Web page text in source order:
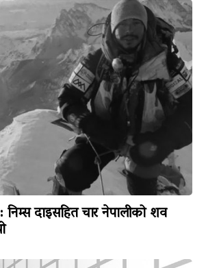
निम्स दाइसहित चार नेपालीको शव